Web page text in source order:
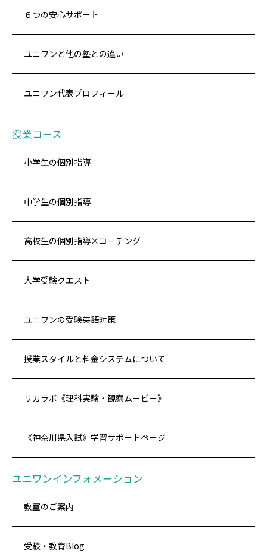
６つの安心サポート
ユニワンと他の塾との違い
ユニワン代表プロフィール
授業コース
小学生の個別指導
中学生の個別指導
高校生の個別指導×コーチング
大学受験クエスト
ユニワンの受験英語対策
授業スタイルと料金システムについて
リカラボ《理科実験・観察ムービー》
《神奈川県入試》学習サポートページ
ユニワンインフォメーション
教室のご案内
受験・教育Blog